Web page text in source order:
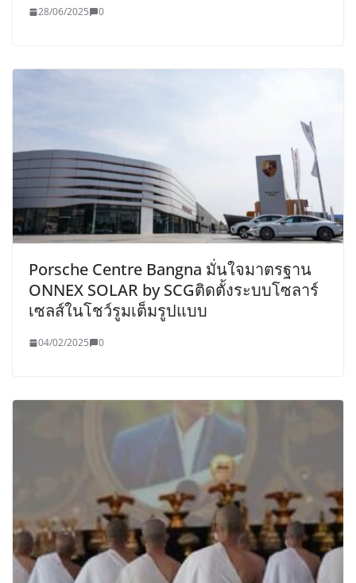
28/06/2025 0
Porsche Centre Bangna มั่นใจมาตรฐาน
ONNEX SOLAR by SCGติดตั้งระบบโซลาร์
เซลส์ในโชว์รูมเต็มรูปแบบ
04/02/2025 0